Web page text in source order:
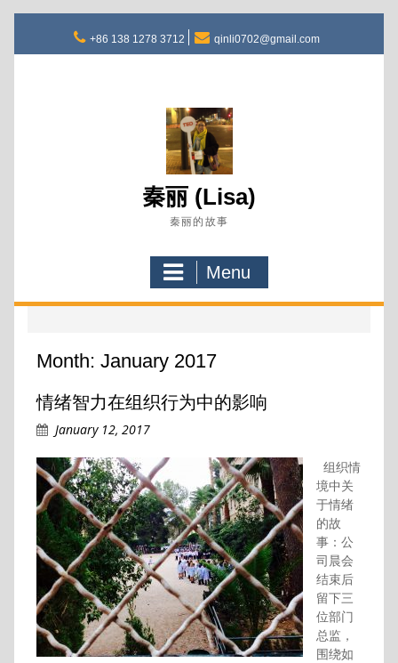
content
+86 138 1278 3712 qinli0702@gmail.com
秦丽 (Lisa)
秦丽的故事
Menu
Month: January 2017
情绪智力在组织行为中的影响
January 12, 2017
组织情
境中关
于情绪
的故
事：公
司晨会
结束后
留下三
位部门
总监，
围绕如